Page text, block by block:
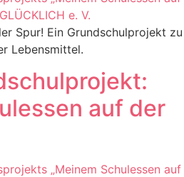
Spur! Ein Grundschulprojekt zu
Lebensmittel.
auf der